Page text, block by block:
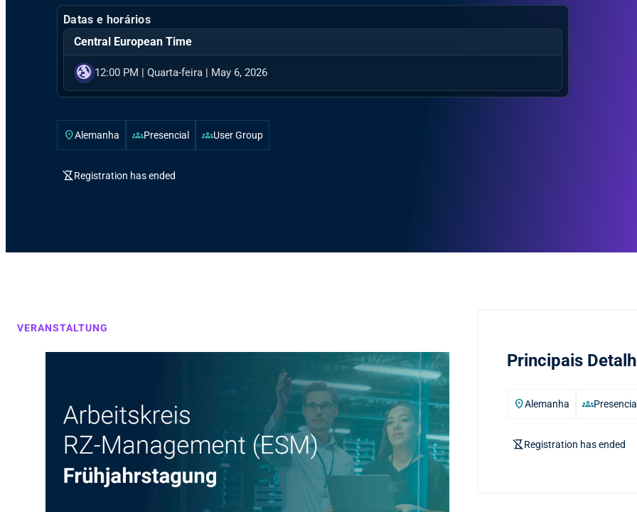
Datas e horários
Central European Time
globe_uk12:00 PM | Quarta-feira | May 6, 2026
location_onAlemanha groupsPresencial groupsUser Group
hourglass_disabledRegistration has ended
VERANSTALTUNG
Principais
location_onAlemanha groups
hourglass_disabledRegistration has ended